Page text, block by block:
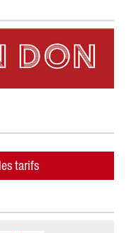
tarifs